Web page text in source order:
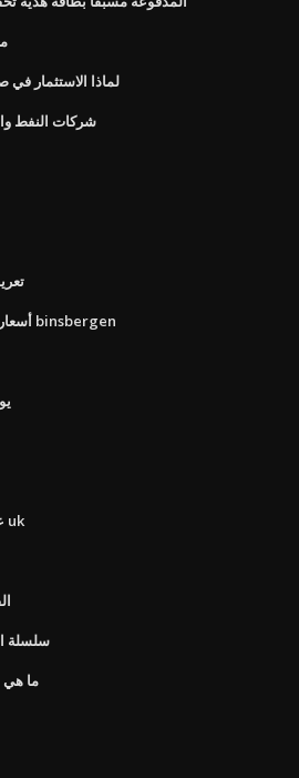
لماذا الاستثمار
شركات النفط
أسعار الفائدة خالية من المخاطر فان binsbergen
عملات فضية خالية من الضرائب uk
سلسلة الممارسة 7
ما هي